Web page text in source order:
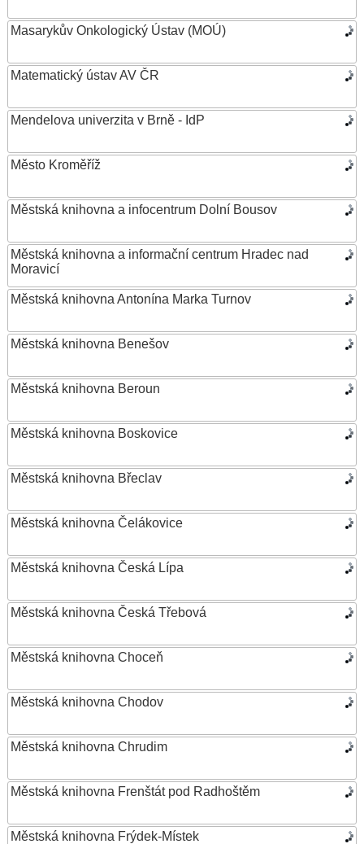
Masarykův Onkologický Ústav (MOÚ)
Matematický ústav AV ČR
Mendelova univerzita v Brně - IdP
Město Kroměříž
Městská knihovna a infocentrum Dolní Bousov
Městská knihovna a informační centrum Hradec nad
Moravicí
Městská knihovna Antonína Marka Turnov
Městská knihovna Benešov
Městská knihovna Beroun
Městská knihovna Boskovice
Městská knihovna Břeclav
Městská knihovna Čelákovice
Městská knihovna Česká Lípa
Městská knihovna Česká Třebová
Městská knihovna Choceň
Městská knihovna Chodov
Městská knihovna Chrudim
Městská knihovna Frenštát pod Radhoštěm
Městská knihovna Frýdek-Místek